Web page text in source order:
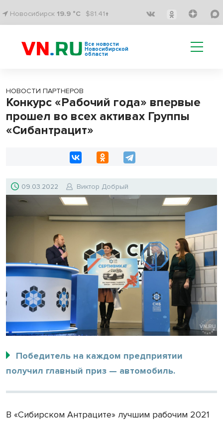
Новосибирск 19.9 °C $81.41↑
Все новости
Новосибирской
области
НОВОСТИ ПАРТНЕРОВ
Конкурс «Рабочий года» впервые
прошел во всех активах Группы
«Сибантрацит»
09.03.2022 Виктор Добрый
Победитель на каждом предприятии
получил главный приз — автомобиль.
В «Сибирском Антраците» лучшим рабочим 2021